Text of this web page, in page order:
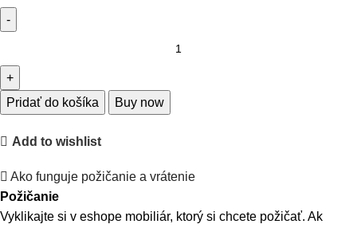
Pridať do košíka Buy now
Add to wishlist
Ako funguje požičanie a vrátenie
Požičanie
Vyklikajte si v eshope mobiliár, ktorý si chcete požičať. Ak